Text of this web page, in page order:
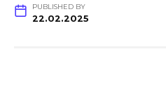
PUBLISHED BY
22.02.2025